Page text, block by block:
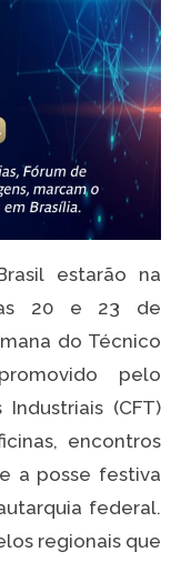
estarão na
20 e 23 de
do Técnico
pelo
(CFT)
encontros
a posse festiva
federal.
regionais que